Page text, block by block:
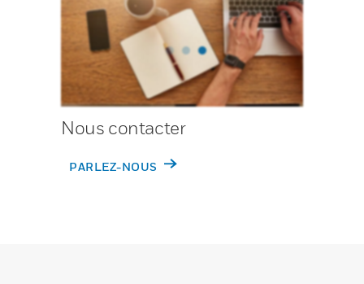
Nous contacter
PARLEZ-NOUS